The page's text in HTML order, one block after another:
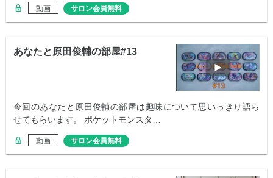
動画 サロン会員無料
あなたと原田俊輔の部屋#13
今回のあなたと原田俊輔の部屋は趣味について思いっきり語ら
せてもらいます。 ポケットモンスタ…
動画 サロン会員無料